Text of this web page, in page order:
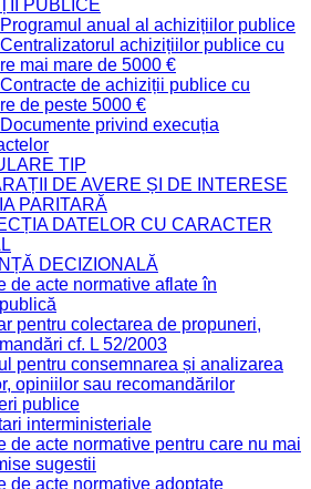
PUBLICE
anual al achizițiilor publice
achizițiilor publice cu
mai mare de 5000 €
de achiziții publice cu
de peste 5000 €
privind execuția
TIP
DE AVERE ȘI DE INTERESE
PARITARĂ
DATELOR CU CARACTER
DECIZIONALĂ
de acte normative aflate în
pentru colectarea de propuneri,
cf. L 52/2003
pentru consemnarea și analizarea
opiniilor sau recomandărilor
publice
interministeriale
de acte normative pentru care nu mai
sugestii
de acte normative adoptate